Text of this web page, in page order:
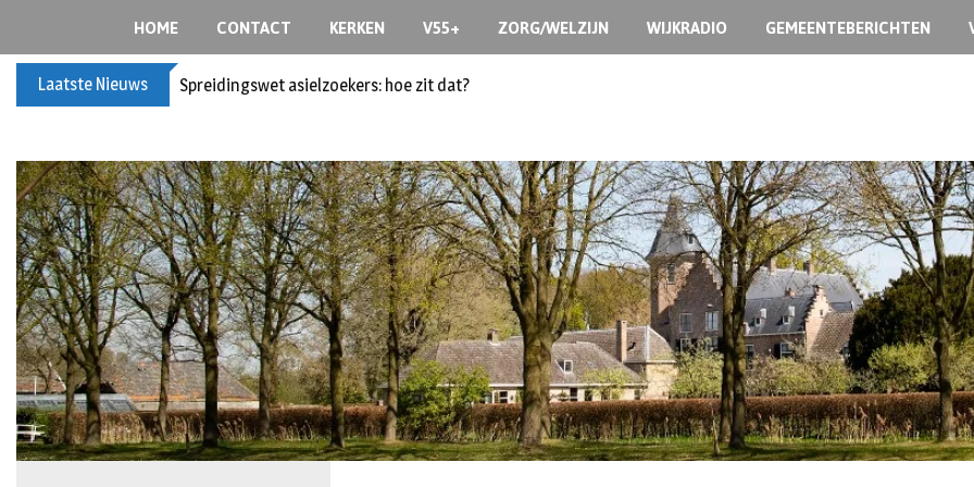
HOME CONTACT KERKEN V55+ ZORG/WELZIJN WIJKRADIO GEMEENTEBERICHTEN
Laatste Nieuws Spreidingswet asielzoekers: hoe zit dat?